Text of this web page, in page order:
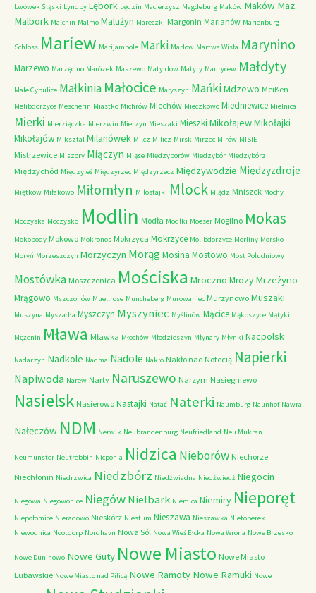
Lwówek Śląski Lyndby Lębork Lędzin Macierzysz Magdeburg Maków Maków Maz.
Malbork Malchin Malmo Malużyn Mareczki Margonin Marianów Marienburg
Schloss Mariew Marijampole Marki Marlow Martwa Wisła Marynino
Marzewo Marzęcino Marózek Maszewo Matyldów Matyty Maurycew Małdyty
Małe Cybulice Małkinia Małocice Małyszyn MańkiMdzewo Meißen
Melibdorzyce Mescherin Miastko Michrów Miechów Mieczkowo Miedniewice Mielnica
Mierki Mierziączka Mierzwin Mierzyn Mieszaki Mieszki MikołajewMikołajki
Mikołajów Miksztal Milanówek Milcz Milicz Mirsk Mirzec Mirów MISIE
Mistrzewice Miszory Miączyn Miąse Międzyborów Międzybór Międzybórz
Międzychód Międzyleś Międzyrzec Międzyrzecz Międzywodzie Międzyzdroje
Miętków Miłakowo Miłomłyn Miłostajki Mlock Mlądz Mniszek Mochy
Moczyska Moczysko Modlin Modła Modłki Moeser Mogilno Mokas
Mokobody Mokowo Mokronos Mokrzyca Mokrzyce Molibdorzyce Morliny Morsko
Moryń Morzeszczyn Morzyczyn MorągMosina Mostowo Most Południowy
Mostówka Moszczenica Mościska Mroczno Mrozy Mrzeżyno
Mrągowo Mszczonów Muellrose Muncheberg Murowaniec Murzynowo Muszaki
Muszyna Myszadła Myszczyn Myszyniec Myślinów Mącice Mąkoszyce Mątyki
Mężenin Mława Mławka Młochów Młodzieszyn Młynary Młynki Nacpolsk
Nadarzyn Nadkole Nadma Nadole Nakło Nakło nad Notecią Napierki
Napiwoda Narew Narty Naruszewo Narzym Nasiegniewo
Nasielsk Nasierowo Nastajki Natać Naterki Naumburg Naunhof Nawra
Nałęczów NDM Nerwik Neubrandenburg Neufriedland Neu Mukran
Neumunster Neutrebbin Nicponia Nidzica Nieborów Niechorze
Niechłonin Niedrzwica Niedzbórz Niedźwiadna Niedźwiedź Niegocin
Niegowa Niegowonice Niegów Nielbark Niemica Niemiry Nieporęt
Niepołomice Nieradowo Nieskórz Niestum Nieszawa Nieszawka Nietoperek
Niewodnica Nootdorp Nordhavn Nowa Sól Nowa Wieś Ełcka Nowa Wrona Nowe Brzesko
Nowe Duninowo Nowe Guty Nowe Miasto Nowe Miasto
Lubawskie Nowe Miasto nad Pilicą Nowe Ramoty Nowe Ramuki Nowe